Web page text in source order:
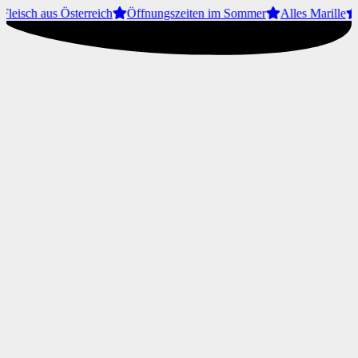
aus Österreich Öffnungszeiten im Sommer Alles Marille